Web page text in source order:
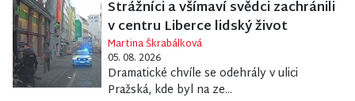
Strážníci a všímaví svědci zachránili
v centru Liberce lidský život
Martina Škrabálková
05. 08. 2026
Dramatické chvíle se odehrály v ulici
Pražská, kde byl na ze...